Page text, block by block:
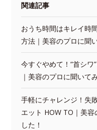
関連記事
おうち時間はキレイ時
方法｜美容のプロに聞
今すぐやめて！“首シワ
｜美容のプロに聞いて
手軽にチャレンジ！失
エット HOW TO｜美容
した！